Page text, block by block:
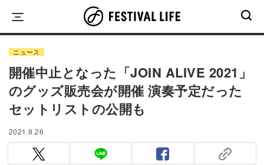
content
ニュース
開催中止となった「JOIN ALIVE 2021」
のグッズ販売会が開催 演奏予定だった
セットリストの公開も
2021.9.26